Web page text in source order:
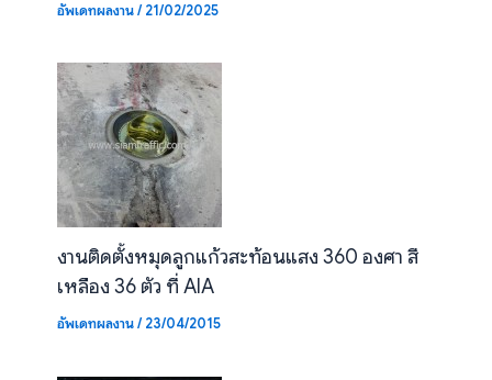
อัพเดทผลงาน/21/02/2025
งานติดตั้งหมุดลูกแก้วสะท้อนแสง 360 องศา สี
เหลือง 36 ตัว ที่ AIA
อัพเดทผลงาน/23/04/2015